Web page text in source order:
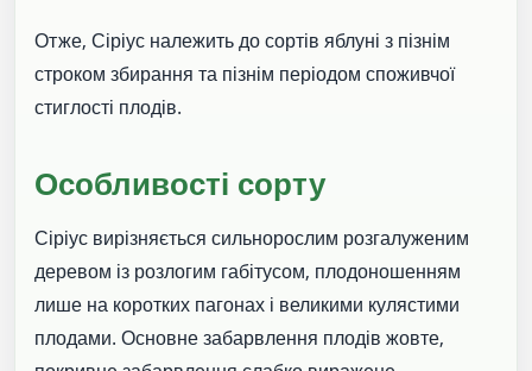
Отже, Сіріус належить до сортів яблуні з пізнім
строком збирання та пізнім періодом споживчої
стиглості плодів.
Особливості сорту
Сіріус вирізняється сильнорослим розгалуженим
деревом із розлогим габітусом, плодоношенням
лише на коротких пагонах і великими кулястими
плодами. Основне забарвлення плодів жовте,